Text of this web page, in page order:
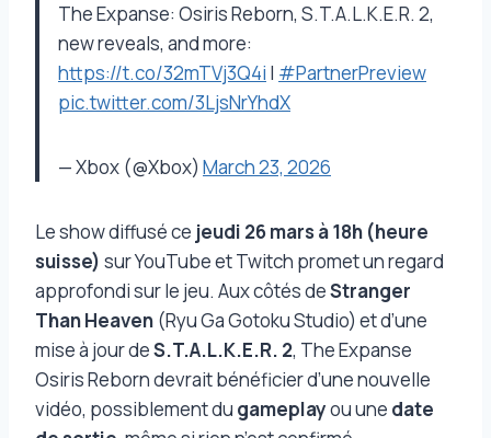
The Expanse: Osiris Reborn, S.T.A.L.K.E.R. 2,
new reveals, and more:
https://t.co/32mTVj3Q4i | #PartnerPreview
pic.twitter.com/3LjsNrYhdX
— Xbox (@Xbox) March 23, 2026
Le show diffusé ce jeudi 26 mars à 18h (heure
suisse) sur YouTube et Twitch promet un regard
approfondi sur le jeu. Aux côtés deStranger
Than Heaven (Ryu Ga Gotoku Studio) et d’une
mise à jour deS.T.A.L.K.E.R. 2, The Expanse
Osiris Reborn devrait bénéficier d’une nouvelle
vidéo, possiblement du gameplayou une date